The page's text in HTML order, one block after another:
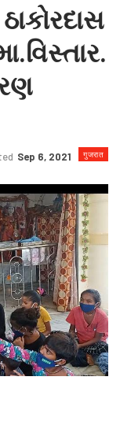
गुजरात
Sep 6, 2021